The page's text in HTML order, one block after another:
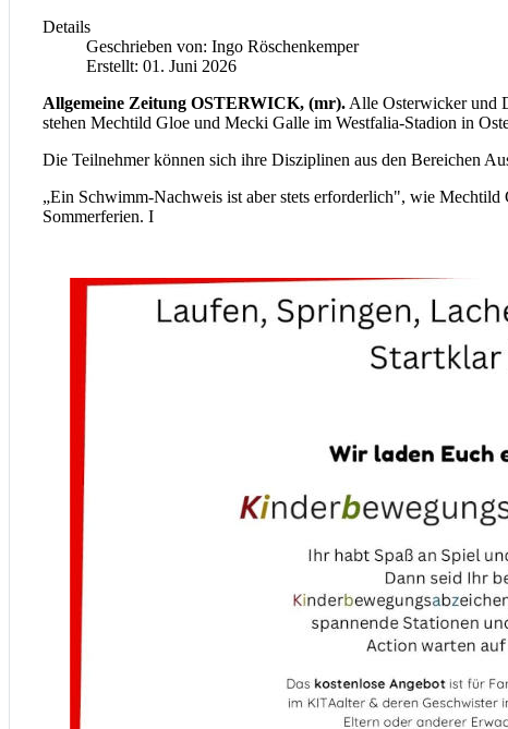
Details
Geschrieben von: Ingo Röschenkemper
Erstellt: 01. Juni 2026
Allgemeine Zeitung OSTERWICK, (mr). Alle Osterwicker und
stehen Mechtild Gloe und Mecki Galle im Westfalia-Stadion in
Die Teilnehmer können sich ihre Disziplinen aus den Bereichen
„Ein Schwimm-Nachweis ist aber stets erforderlich", wie
Sommerferien. I